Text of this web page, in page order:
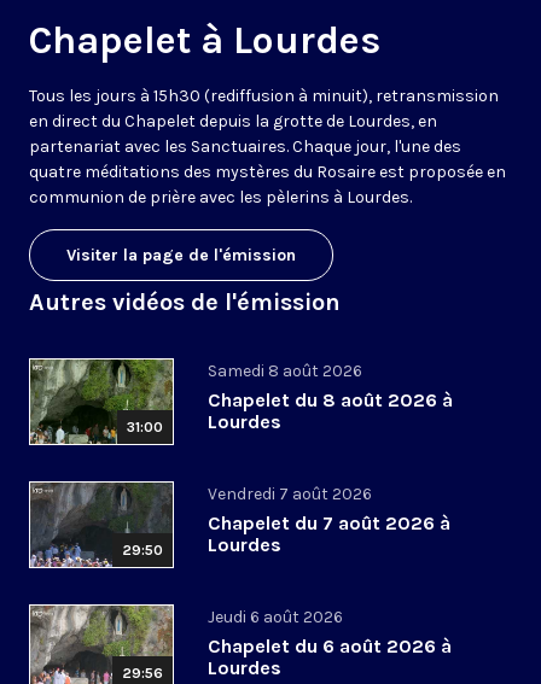
Chapelet à Lourdes
Tous les jours à 15h30 (rediffusion à minuit), retransmission
en direct du Chapelet depuis la grotte de Lourdes, en
partenariat avec les Sanctuaires. Chaque jour, l'une des
quatre méditations des mystères du Rosaire est proposée en
communion de prière avec les pèlerins à Lourdes.
Visiter la page de l'émission
Autres vidéos de l'émission
31:00
Samedi 8 août 2026
Chapelet du 8 août 2026 à
Lourdes
29:50
Vendredi 7 août 2026
Chapelet du 7 août 2026 à
Lourdes
29:56
Jeudi 6 août 2026
Chapelet du 6 août 2026 à
Lourdes